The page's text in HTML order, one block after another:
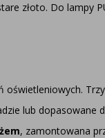
złoto. Do lampy
oświetleniowych.
lub
, zamontowana